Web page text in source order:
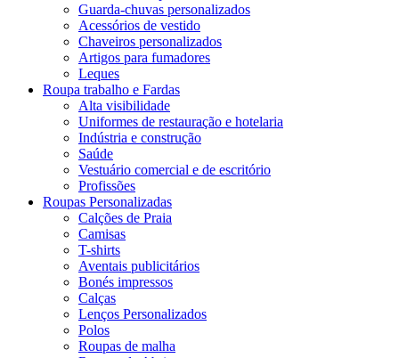
Guarda-chuvas personalizados
Acessórios de vestido
Chaveiros personalizados
Artigos para fumadores
Leques
Roupa trabalho e Fardas
Alta visibilidade
Uniformes de restauração e hotelaria
Indústria e construção
Saúde
Vestuário comercial e de escritório
Profissões
Roupas Personalizadas
Calções de Praia
Camisas
T-shirts
Aventais publicitários
Bonés impressos
Calças
Lenços Personalizados
Polos
Roupas de malha